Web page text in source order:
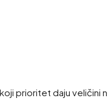
prioritet daju